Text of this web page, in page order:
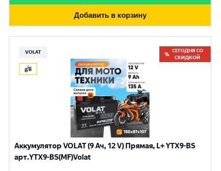
Добавить в корзину
VOLAT
СЕГОДНЯ СО
СКИДКОЙ
Аккумулятор VOLAT (9 Ач, 12 V) Прямая, L+ YTX9-BS
арт.YTX9-BS(MF)Volat